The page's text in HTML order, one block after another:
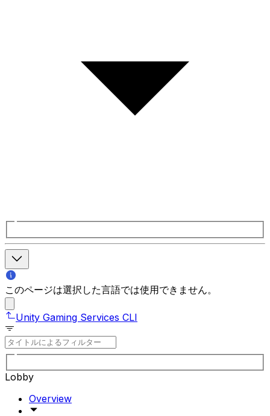
このページは選択した言語では使用できません。
Unity Gaming Services CLI
Lobby
Overview